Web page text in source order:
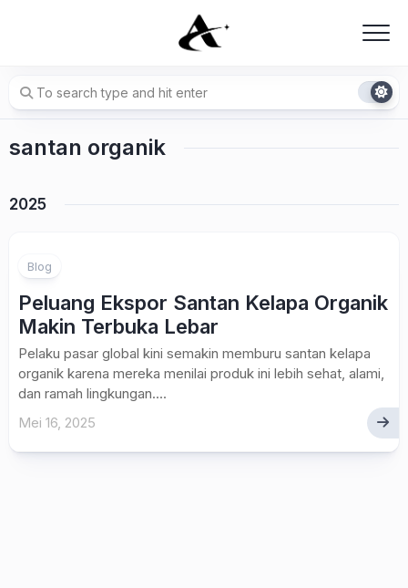
santan organik
2025
Blog
Peluang Ekspor Santan Kelapa Organik
Makin Terbuka Lebar
Pelaku pasar global kini semakin memburu santan kelapa
organik karena mereka menilai produk ini lebih sehat, alami,
dan ramah lingkungan....
Mei 16, 2025